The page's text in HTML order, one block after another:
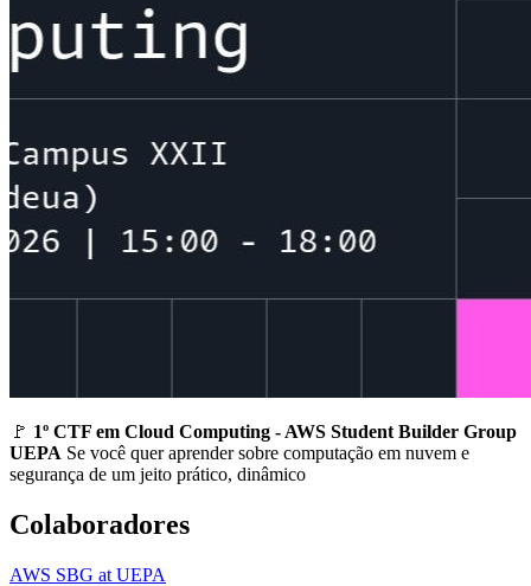
🚩 1º CTF em Cloud Computing - AWS Student Builder Group
UEPA Se você quer aprender sobre computação em nuvem e
segurança de um jeito prático, dinâmico
Colaboradores
AWS SBG at UEPA